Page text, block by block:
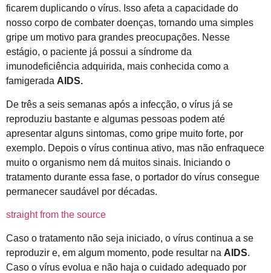
ficarem duplicando o vírus. Isso afeta a capacidade do
nosso corpo de combater doenças, tornando uma simples
gripe um motivo para grandes preocupações. Nesse
estágio, o paciente já possui a síndrome da
imunodeficiência adquirida, mais conhecida como a
famigerada AIDS.
De três a seis semanas após a infecção, o vírus já se
reproduziu bastante e algumas pessoas podem até
apresentar alguns sintomas, como gripe muito forte, por
exemplo. Depois o vírus continua ativo, mas não enfraquece
muito o organismo nem dá muitos sinais. Iniciando o
tratamento durante essa fase, o portador do vírus consegue
permanecer saudável por décadas.
straight from the source
Caso o tratamento não seja iniciado, o vírus continua a se
reproduzir e, em algum momento, pode resultar na AIDS.
Caso o vírus evolua e não haja o cuidado adequado por